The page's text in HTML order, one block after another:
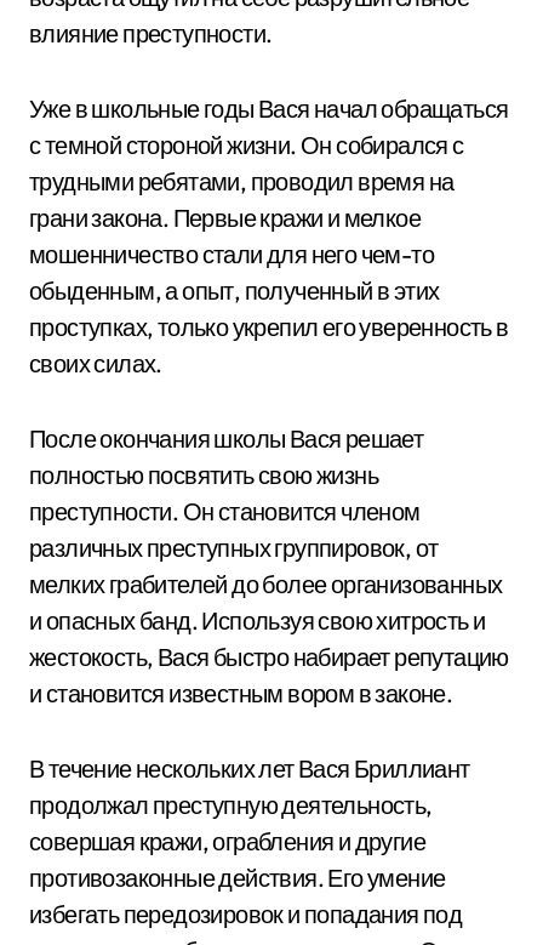
влияние преступности.
Уже в школьные годы Вася начал обращаться
с темной стороной жизни. Он собирался с
трудными ребятами, проводил время на
грани закона. Первые кражи и мелкое
мошенничество стали для него чем-то
обыденным, а опыт, полученный в этих
проступках, только укрепил его уверенность в
своих силах.
После окончания школы Вася решает
полностью посвятить свою жизнь
преступности. Он становится членом
различных преступных группировок, от
мелких грабителей до более организованных
и опасных банд. Используя свою хитрость и
жестокость, Вася быстро набирает репутацию
и становится известным вором в законе.
В течение нескольких лет Вася Бриллиант
продолжал преступную деятельность,
совершая кражи, ограбления и другие
противозаконные действия. Его умение
избегать передозировок и попадания под